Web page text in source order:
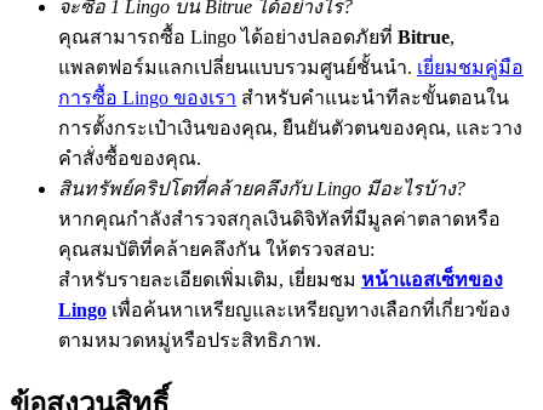
New Listing Futures Fest
Trade New Futures, Win 200,000 USDT
Crypto World Cup 2026: Grand Finale
77,777+3k Rewards
จะซื้อ 1 Lingo บน Bitrue ได้อย่างไร?
คุณสามารถซื้อ Lingo ได้อย่างปลอดภัยที่ Bitrue,
แพลตฟอร์มแลกเปลี่ยนแบบรวมศูนย์ชั้นนำ. เยี่ยมชมคู่มือ
การซื้อ Lingo ของเรา สำหรับคำแนะนำทีละขั้นตอนใน
การตั้งกระเป๋าเงินของคุณ, ยืนยันตัวตนของคุณ, และวาง
คำสั่งซื้อของคุณ.
สินทรัพย์คริปโตที่คล้ายคลึงกับ Lingo มีอะไรบ้าง?
หากคุณกำลังสำรวจสกุลเงินดิจิทัลที่มีมูลค่าตลาดหรือ
คุณสมบัติที่คล้ายคลึงกัน ให้ตรวจสอบ:
สำหรับรายละเอียดเพิ่มเติม, เยี่ยมชม หน้าแอสเซ็ทของ
Lingo เพื่อค้นหาเหรียญและเหรียญทางเลือกที่เกี่ยวข้อง
ตามหมวดหมู่หรือประสิทธิภาพ.
ข้อสงวนสิทธิ์